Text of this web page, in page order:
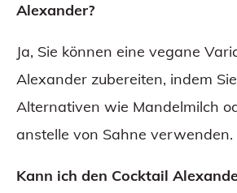
Alexander?
Ja, Sie können eine vegane
Alexander zubereiten, indem
Alternativen wie Mandelmilch
anstelle von Sahne verwenden.
Kann ich den Cocktail